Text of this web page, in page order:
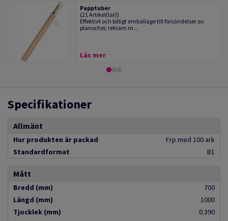
Papptuber
(21 Artikel(lar))
Effektivt och billigt emballage till försändelser av
planscher, reklam m...
Läs mer
Specifikationer
Allmänt
Hur produkten är packad
Frp med 100 ark
Standardformat
B1
Mått
Bredd (mm)
700
Längd (mm)
1000
Tjocklek (mm)
0.390